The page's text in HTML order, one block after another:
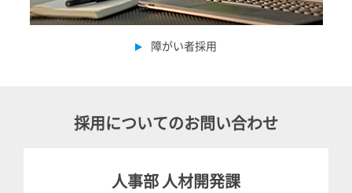
障がい者採用
採用についてのお問い合わせ
人事部 人材開発課